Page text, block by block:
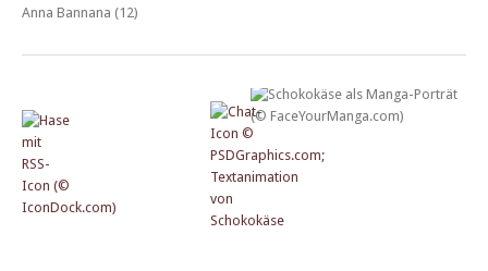
Anna Bannana (12)